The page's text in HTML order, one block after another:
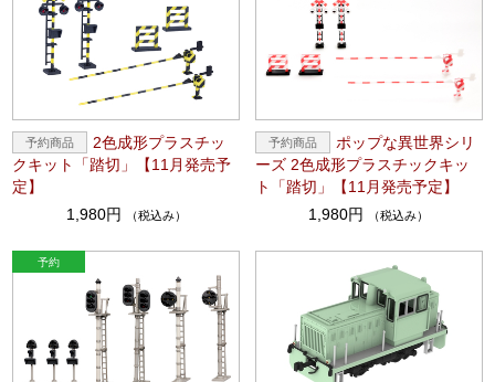
2色成形プラスチッ
クキット「踏切」【11月発売予
定】
1,980円
（税込み）
ポップな異世界シリ
ーズ 2色成形プラスチックキッ
ト「踏切」【11月発売予定】
1,980円
（税込み）